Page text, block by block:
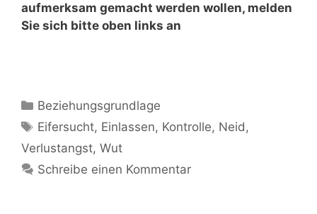
aufmerksam gemacht werden wollen, melden
Sie sich bitte oben links an
Beziehungsgrundlage
Eifersucht, Einlassen, Kontrolle, Neid ,
Verlustangst, Wut
Schreibe einen Kommentar